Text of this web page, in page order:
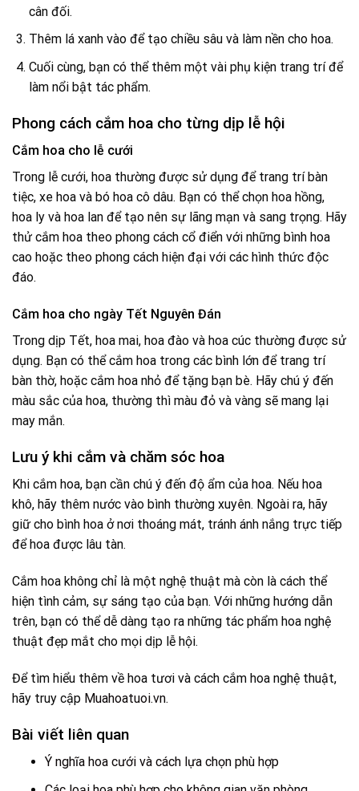
cân đối.
Thêm lá xanh vào để tạo chiều sâu và làm nền cho hoa.
Cuối cùng, bạn có thể thêm một vài phụ kiện trang trí để
làm nổi bật tác phẩm.
Phong cách cắm hoa cho từng dịp lễ hội
Cắm hoa cho lễ cưới
Trong lễ cưới, hoa thường được sử dụng để trang trí bàn
tiệc, xe hoa và bó hoa cô dâu. Bạn có thể chọn hoa hồng,
hoa ly và hoa lan để tạo nên sự lãng mạn và sang trọng. Hãy
thử cắm hoa theo phong cách cổ điển với những bình hoa
cao hoặc theo phong cách hiện đại với các hình thức độc
đáo.
Cắm hoa cho ngày Tết Nguyên Đán
Trong dịp Tết, hoa mai, hoa đào và hoa cúc thường được sử
dụng. Bạn có thể cắm hoa trong các bình lớn để trang trí
bàn thờ, hoặc cắm hoa nhỏ để tặng bạn bè. Hãy chú ý đến
màu sắc của hoa, thường thì màu đỏ và vàng sẽ mang lại
may mắn.
Lưu ý khi cắm và chăm sóc hoa
Khi cắm hoa, bạn cần chú ý đến độ ẩm của hoa. Nếu hoa
khô, hãy thêm nước vào bình thường xuyên. Ngoài ra, hãy
giữ cho bình hoa ở nơi thoáng mát, tránh ánh nắng trực tiếp
để hoa được lâu tàn.
Cắm hoa không chỉ là một nghệ thuật mà còn là cách thể
hiện tình cảm, sự sáng tạo của bạn. Với những hướng dẫn
trên, bạn có thể dễ dàng tạo ra những tác phẩm hoa nghệ
thuật đẹp mắt cho mọi dịp lễ hội.
Để tìm hiểu thêm về hoa tươi và cách cắm hoa nghệ thuật,
hãy truy cập Muahoatuoi.vn.
Bài viết liên quan
Ý nghĩa hoa cưới và cách lựa chọn phù hợp